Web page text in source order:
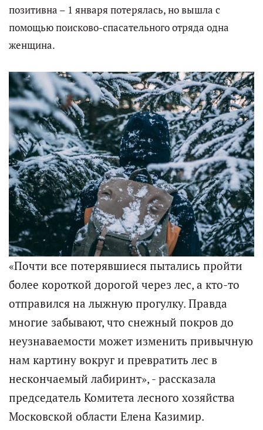
позитивна – 1 января потерялась, но вышла с
помощью поисково-спасательного отряда одна
женщина.
«Почти все потерявшиеся пытались пройти
более короткой дорогой через лес, а кто-то
отправился на лыжную прогулку. Правда
многие забывают, что снежный покров до
неузнаваемости может изменить привычную
нам картину вокруг и превратить лес в
нескончаемый лабиринт», - рассказала
председатель Комитета лесного хозяйства
Московской области Елена Казимир.